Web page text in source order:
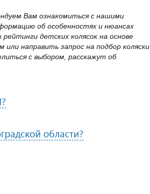
Вам ознакомиться с нашими
об особенностях и нюансах
детских колясок на основе
направить запрос на подбор коляски
с выбором, расскажут об
области?